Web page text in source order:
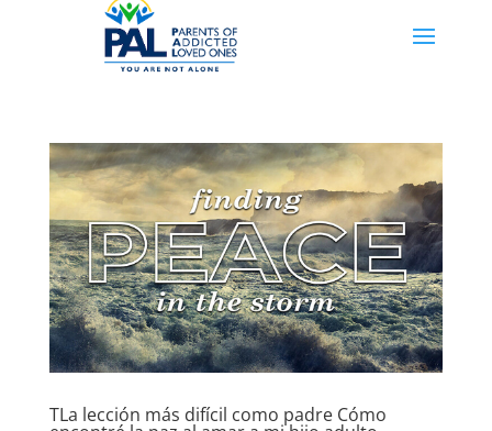
TLa lección más difícil como padre Cómo